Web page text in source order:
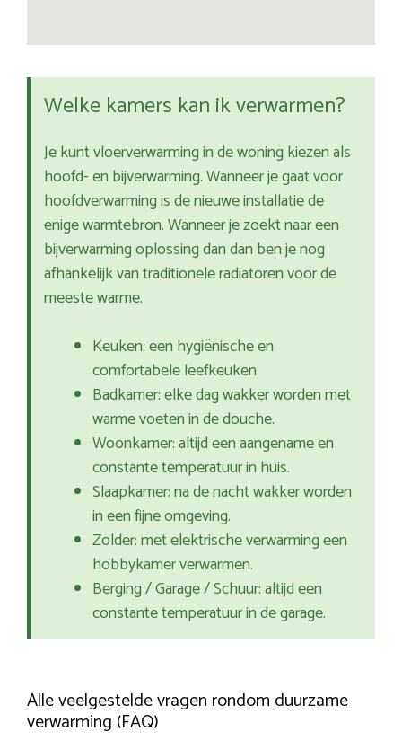
Welke kamers kan ik verwarmen?
Je kunt vloerverwarming in de woning kiezen als
hoofd- en bijverwarming. Wanneer je gaat voor
hoofdverwarming is de nieuwe installatie de
enige warmtebron. Wanneer je zoekt naar een
bijverwarming oplossing dan dan ben je nog
afhankelijk van traditionele radiatoren voor de
meeste warme.
Keuken: een hygiënische en
comfortabele leefkeuken.
Badkamer: elke dag wakker worden met
warme voeten in de douche.
Woonkamer: altijd een aangename en
constante temperatuur in huis.
Slaapkamer: na de nacht wakker worden
in een fijne omgeving.
Zolder: met elektrische verwarming een
hobbykamer verwarmen.
Berging / Garage / Schuur: altijd een
constante temperatuur in de garage.
Alle veelgestelde vragen rondom duurzame
verwarming (FAQ)